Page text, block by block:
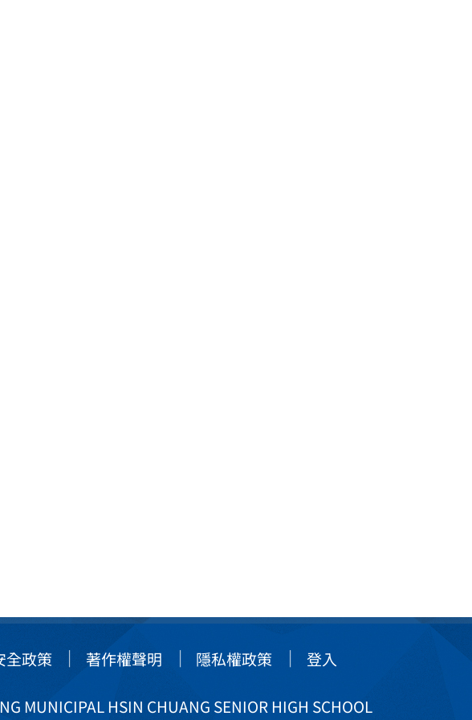
全政策 著作權聲明 隱私權政策 登入
MUNICIPAL HSIN CHUANG SENIOR HIGH SCHOOL